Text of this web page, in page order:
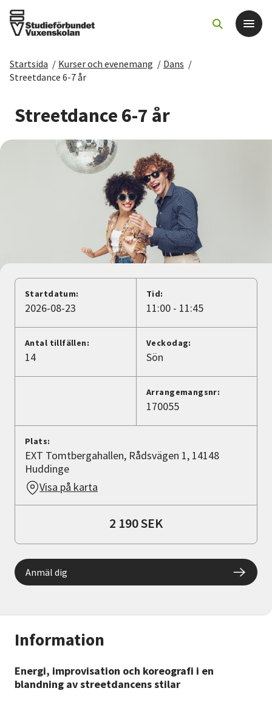
Det här gör vi
För dig som
Sök kurser och evenemang
Nyheter
Avdelningar
Lyssna
Startsida / Kurser och evenemang / Dans /
Streetdance 6-7 år
Streetdance 6-7 år
Information
Energi, improvisation och koreografi i en
blandning av streetdancens stilar
Startdatum:
2026-08-23
Tid:
11:00 - 11:45
Antal tillfällen:
14
Veckodag:
Sön
Arrangemangsnr:
170055
Plats:
EXT Tomtbergahallen, Rådsvägen 1, 14148
Huddinge
Visa på karta
2 190 SEK
Anmäl dig